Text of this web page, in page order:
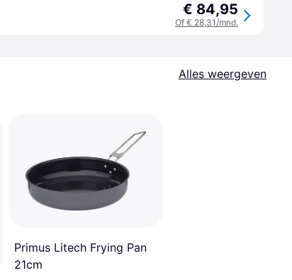
€ 84,95
Of € 28,31/mnd.
Alles weergeven
Primus Litech Frying Pan
21cm